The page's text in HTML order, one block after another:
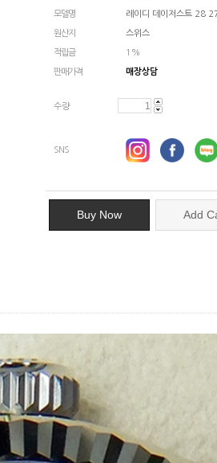
모델명 레이디 데이저스트 28
원산지 스위스
적립금 1%
판매가격 매장상담
수량
SNS
Buy Now Add